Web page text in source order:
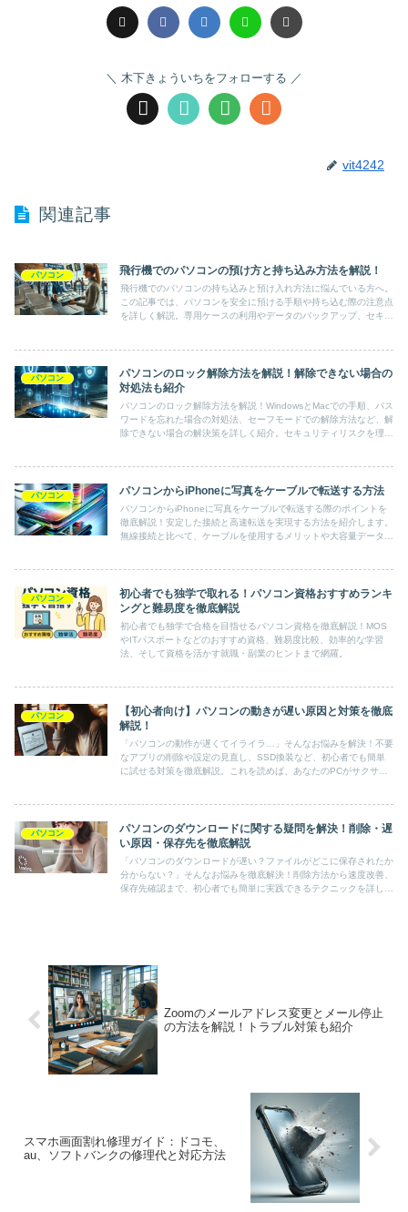
木下きょういちをフォローする
vit4242
関連記事
パソコン 飛行機でのパソコンの預け方と持ち込み方法を解説！
飛行機でのパソコンの持ち込みと預け入れ方法に悩んでいる方へ。
この記事では、パソコンを安全に預ける手順や持ち込む際の注意点
を詳しく解説。専用ケースの利用やデータのバックアップ、セキュ
パソコン
パソコンのロック解除方法を解説！解除できない場合の
対処法も紹介
パソコンのロック解除方法を解説！WindowsとMacでの手順、パス
ワードを忘れた場合の対処法、セーフモードでの解除方法など、解
除できない場合の解決策を詳しく紹介。セキュリティリスクを理解
パソコン パソコンからiPhoneに写真をケーブルで転送する方法
パソコンからiPhoneに写真をケーブルで転送する際のポイントを
徹底解説！安定した接続と高速転送を実現する方法を紹介します。
無線接続と比べて、ケーブルを使用するメリットや大容量データの
パソコン
初心者でも独学で取れる！パソコン資格おすすめランキ
ングと難易度を徹底解説
初心者でも独学で合格を目指せるパソコン資格を徹底解説！MOS
やITパスポートなどのおすすめ資格、難易度比較、効率的な学習
法、そして資格を活かす就職・副業のヒントまで網羅。
パソコン
【初心者向け】パソコンの動きが遅い原因と対策を徹底
解説！
「パソコンの動作が遅くてイライラ…」そんなお悩みを解決！不要
なアプリの削除や設定の見直し、SSD換装など、初心者でも簡単
に試せる対策を徹底解説。これを読めば、あなたのPCがサクサク
パソコン
パソコンのダウンロードに関する疑問を解決！削除・遅
い原因・保存先を徹底解説
「パソコンのダウンロードが遅い？ファイルがどこに保存されたか
分からない？」そんなお悩みを徹底解決！削除方法から速度改善、
保存先確認まで、初心者でも簡単に実践できるテクニックを詳しく
Zoomのメールアドレス変更とメール停止
の方法を解説！トラブル対策も紹介
スマホ画面割れ修理ガイド：ドコモ、
au、ソフトバンクの修理代と対応方法